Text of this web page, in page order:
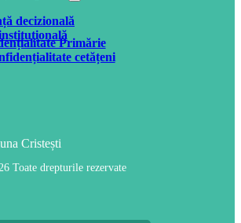
decizională
Cristești
Toate drepturile rezervate
Primărie
cetățeni